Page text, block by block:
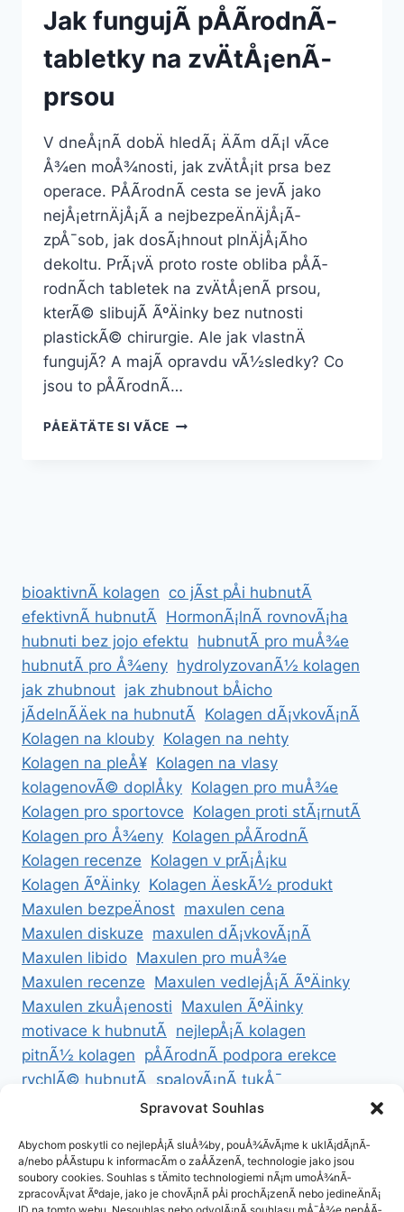
Jak fungujÃ­ pÅÃ­rodnÃ­
tabletky na zvÄtÅ¡enÃ­
prsou
V dneÅ¡nÃ­ dobÄ hledÃ¡ ÄÃ­m dÃ¡l vÃ­ce
Å¾en moÅ¾nosti, jak zvÄtÅ¡it prsa bez
operace. PÅÃ­rodnÃ­ cesta se jevÃ­ jako
nejÅ¡etrnÄjÅ¡Ã­ a nejbezpeÄnÄjÅ¡Ã­
zpÅ¯sob, jak dosÃ¡hnout plnÄjÅ¡Ã­ho
dekoltu. PrÃ¡vÄ proto roste obliba pÅÃ­
rodnÃ­ch tabletek na zvÄtÅ¡enÃ­ prsou,
kterÃ© slibujÃ­ ÃºÄinky bez nutnosti
plastickÃ© chirurgie. Ale jak vlastnÄ
fungujÃ­? A majÃ­ opravdu vÃ½sledky? Co
jsou to pÅÃ­rodnÃ­…
PÅEÄTÄTE SI VÃ­CEJAK
bioaktivnÃ­ kolagen co jÃ­st pÅi hubnutÃ­
efektivnÃ­ hubnutÃ­ HormonÃ¡lnÃ­ rovnovÃ¡ha
hubnuti bez jojo efektu hubnutÃ­ pro muÅ¾e
hubnutÃ­ pro Å¾eny hydrolyzovanÃ½ kolagen
jak zhubnout jak zhubnout bÅicho
jÃ­delnÃ­Äek na hubnutÃ­ Kolagen dÃ¡vkovÃ¡nÃ­
Kolagen na klouby Kolagen na nehty
Kolagen na pleÅ¥ Kolagen na vlasy
kolagenovÃ© doplÅky Kolagen pro muÅ¾e
Kolagen pro sportovce Kolagen proti stÃ¡rnutÃ­
Kolagen pro Å¾eny Kolagen pÅÃ­rodnÃ­
Kolagen recenze Kolagen v prÃ¡Å¡ku
Kolagen ÃºÄinky Kolagen ÄeskÃ½ produkt
Maxulen bezpeÄnost maxulen cena
Maxulen diskuze maxulen dÃ¡vkovÃ¡nÃ­
Maxulen libido Maxulen pro muÅ¾e
Maxulen recenze Maxulen vedlejÅ¡Ã­ ÃºÄinky
Maxulen zkuÅ¡enosti Maxulen ÃºÄinky
motivace k hubnutÃ­ nejlepÅ¡Ã­ kolagen
pitnÃ½ kolagen pÅÃ­rodnÃ­ podpora erekce
rychlÃ© hubnutÃ­ spalovÃ¡nÃ­ tukÅ¯
ZdravÃ© hubnutÃ­ ZdravÃ© recepty na hubnutÃ­
Spravovat Souhlas
Abychom poskytli co nejlepÅ¡Ã­ sluÅ¾by, pouÅ¾Ã­vÃ¡me k uklÃ¡dÃ¡nÃ­
a/nebo pÅÃ­stupu k informacÃ­m o zaÅÃ­zenÃ­, technologie jako jsou
soubory cookies. Souhlas s tÄmito technologiemi nÃ¡m umoÅ¾nÃ­
zpracovÃ¡vat Ãºdaje, jako je chovÃ¡nÃ­ pÅi prochÃ¡zenÃ­ nebo jedineÄnÃ¡